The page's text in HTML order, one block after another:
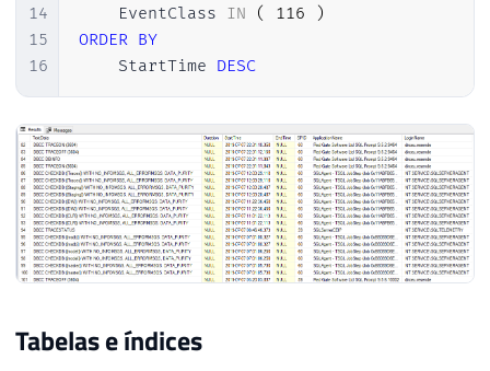
14
15
16
    EventClass
IN ( 116
)
ORDER BY
    StartTime
DESC
Tabelas e índices